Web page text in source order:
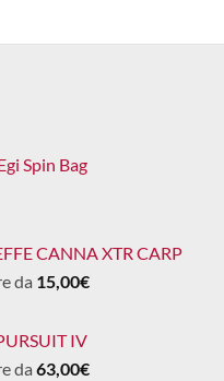
Spin Bag
CANNA XTR CARP
da 15,00€
IV
da 63,00€